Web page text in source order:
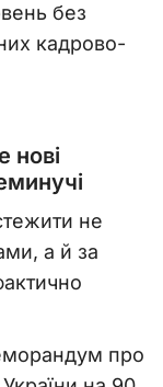
без
кадрово-
нові
не
а й за
про